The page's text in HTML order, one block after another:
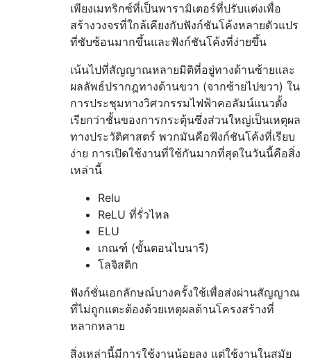
เพียงเมทริกซ์ที่เป็นพารามิเตอร์ที่ปรับแต่งเพื่อ
สร้างวงจรที่ใกล้เคียงกับฟังก์ชันโค้งหลายตัวแปร
ที่ซับซ้อนมากขึ้นและฟังก์ชันโค้งที่ง่ายขึ้น
เน้นไปที่สัญญาณหลายมิติที่อยู่ทางด้านซ้ายและ
ผลลัพธ์ปรากฎทางด้านขวา (จากซ้ายไปขวา) ใน
การประชุมทางวิศวกรรมไฟฟ้าคอลัมน์แนวตั้ง
เรียกว่าชั้นของการกระตุ้นซึ่งส่วนใหญ่เป็นเหตุผล
ทางประวัติศาสตร์ พวกมันคือฟังก์ชันโค้งที่เรียบ
ง่าย การเปิดใช้งานที่ใช้กันมากที่สุดในวันนี้คือสิ่ง
เหล่านี้
Relu
ReLU ที่รั่วไหล
ELU
เกณฑ์ (ขั้นตอนไบนารี)
โลจิสติก
ฟังก์ชั่นเอกลักษณ์บางครั้งใช้เพื่อส่งผ่านสัญญาณ
ที่ไม่ถูกแตะต้องด้วยเหตุผลด้านโครงสร้างที่
หลากหลาย
สิ่งเหล่านี้มีการใช้งานน้อยลง แต่ใช้งานในสมัย